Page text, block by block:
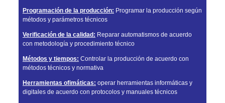
Programación de la producción: Programar la producción según
métodos y parámetros técnicos
Verificación de la calidad : Reparar automatismos de acuerdo
con metodología y procedimiento técnico
Métodos y tiempos: Controlar la producción de acuerdo con
métodos técnicos y normativa
Herramientas ofimáticas: operar herramientas informáticas y
digitales de acuerdo con protocolos y manuales técnicos